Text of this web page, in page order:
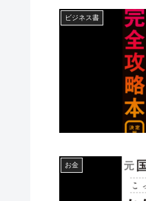
ビジネス書
お金